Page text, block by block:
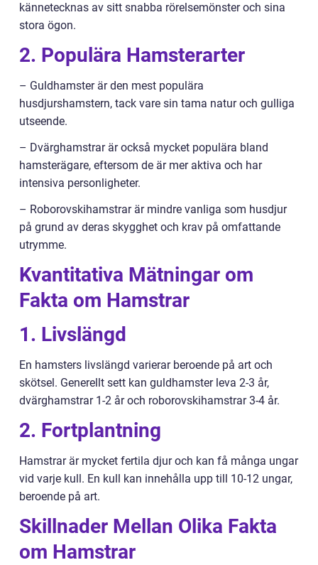
kännetecknas av sitt snabba rörelsemönster och sina
stora ögon.
2. Populära Hamsterarter
– Guldhamster är den mest populära
husdjurshamstern, tack vare sin tama natur och gulliga
utseende.
– Dvärghamstrar är också mycket populära bland
hamsterägare, eftersom de är mer aktiva och har
intensiva personligheter.
– Roborovskihamstrar är mindre vanliga som husdjur
på grund av deras skygghet och krav på omfattande
utrymme.
Kvantitativa Mätningar om
Fakta om Hamstrar
1. Livslängd
En hamsters livslängd varierar beroende på art och
skötsel. Generellt sett kan guldhamster leva 2-3 år,
dvärghamstrar 1-2 år och roborovskihamstrar 3-4 år.
2. Fortplantning
Hamstrar är mycket fertila djur och kan få många ungar
vid varje kull. En kull kan innehålla upp till 10-12 ungar,
beroende på art.
Skillnader Mellan Olika Fakta
om Hamstrar